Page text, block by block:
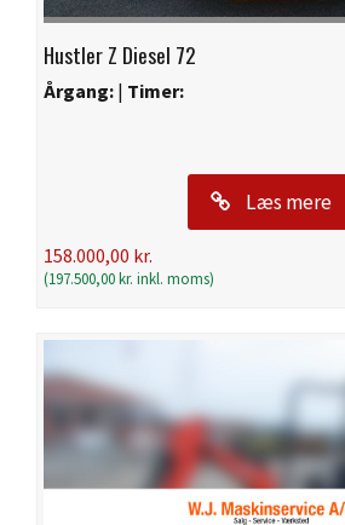
Hustler Z Diesel 72
Årgang: | Timer:
Læs mere
158.000,00 kr.
(197.500,00kr. inkl. moms)